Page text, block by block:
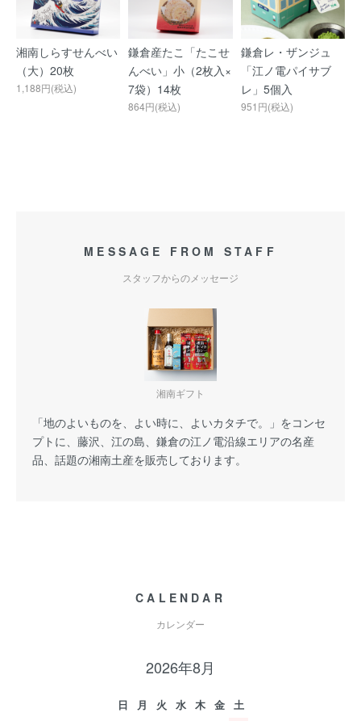
湘南しらすせんべい
（大）20枚
1,188円(税込)
鎌倉産たこ「たこせ
んべい」小（2枚入×
7袋）14枚
864円(税込)
鎌倉レ・ザンジュ
「江ノ電パイサブ
レ」5個入
951円(税込)
MESSAGE FROM STAFF
スタッフからのメッセージ
湘南ギフト
「地のよいものを、よい時に、よいカタチで。」をコンセ
プトに、藤沢、江の島、鎌倉の江ノ電沿線エリアの名産
品、話題の湘南土産を販売しております。
CALENDAR
カレンダー
2026年8月
日 月 火 水 木 金
土